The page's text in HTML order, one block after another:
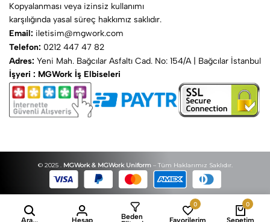
Kopyalanması veya izinsiz kullanımı
karşılığında yasal süreç hakkımız saklıdır.
Email: iletisim@mgwork.com
Telefon: 0212 447 47 82
Adres: Yeni Mah. Bağcılar Asfaltı Cad. No: 154/A | Bağcılar İstanbul
İşyeri : MGWork İş Elbiseleri
© 2025 . MGWork & MGWork Uniform– Tüm Haklarımız Saklıdır.
Ara... Hesap
Beden
0
Favorilerim
0
Sepetim